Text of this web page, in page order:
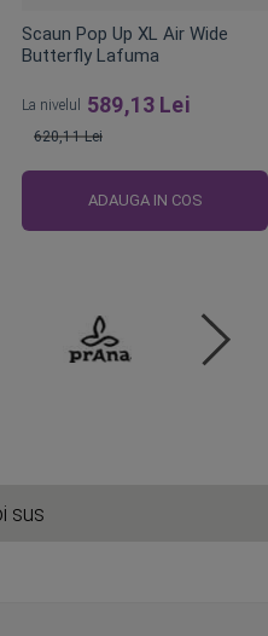
Scaun Pop Up XL Air Wide
Butterfly Lafuma
La nivelul 589,13 Lei
620,11 Lei
ADAUGA IN COS
sus